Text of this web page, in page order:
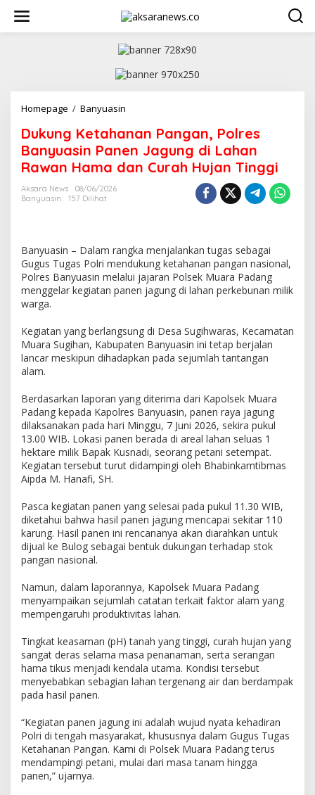
w
Homepage / Banyuasin
k
u
n
g
a
n
a
P
g
a
n
o
l
r
e
s
B
u
a
s
a
n
e
a
g
u
i
L
a
h
Dukung Ketahanan Pangan, Polres
Banyuasin Panen Jagung di Lahan
Rawan Hama dan Curah Hujan Tinggi
Aksara News
08/06/2026
Banyuasin
157 Dilihat
Banyuasin – Dalam rangka menjalankan tugas sebagai
Gugus Tugas Polri mendukung ketahanan pangan nasional,
Polres Banyuasin melalui jajaran Polsek Muara Padang
menggelar kegiatan panen jagung di lahan perkebunan milik
warga.
Kegiatan yang berlangsung di Desa Sugihwaras, Kecamatan
Muara Sugihan, Kabupaten Banyuasin ini tetap berjalan
lancar meskipun dihadapkan pada sejumlah tantangan
alam.
Berdasarkan laporan yang diterima dari Kapolsek Muara
Padang kepada Kapolres Banyuasin, panen raya jagung
dilaksanakan pada hari Minggu, 7 Juni 2026, sekira pukul
13.00 WIB. Lokasi panen berada di areal lahan seluas 1
hektare milik Bapak Kusnadi, seorang petani setempat.
Kegiatan tersebut turut didampingi oleh Bhabinkamtibmas
Aipda M. Hanafi, SH.
Pasca kegiatan panen yang selesai pada pukul 11.30 WIB,
diketahui bahwa hasil panen jagung mencapai sekitar 110
karung. Hasil panen ini rencananya akan diarahkan untuk
dijual ke Bulog sebagai bentuk dukungan terhadap stok
pangan nasional.
Namun, dalam laporannya, Kapolsek Muara Padang
menyampaikan sejumlah catatan terkait faktor alam yang
mempengaruhi produktivitas lahan.
Tingkat keasaman (pH) tanah yang tinggi, curah hujan yang
sangat deras selama masa penanaman, serta serangan
hama tikus menjadi kendala utama. Kondisi tersebut
menyebabkan sebagian lahan tergenang air dan berdampak
pada hasil panen.
“Kegiatan panen jagung ini adalah wujud nyata kehadiran
Polri di tengah masyarakat, khususnya dalam Gugus Tugas
Ketahanan Pangan. Kami di Polsek Muara Padang terus
mendampingi petani, mulai dari masa tanam hingga
panen,” ujarnya.